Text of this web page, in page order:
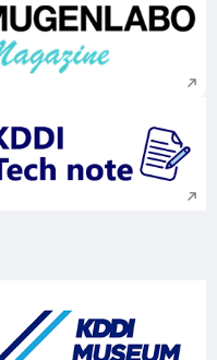
新規ウィンドウで
新規ウィンドウで
新規ウィンドウで